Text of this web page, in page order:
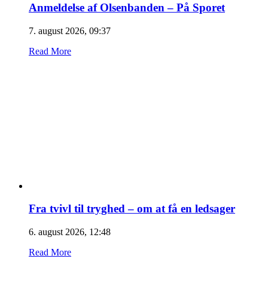
Anmeldelse af Olsenbanden – På Sporet
7. august 2026, 09:37
Read More
Fra tvivl til tryghed – om at få en ledsager
6. august 2026, 12:48
Read More